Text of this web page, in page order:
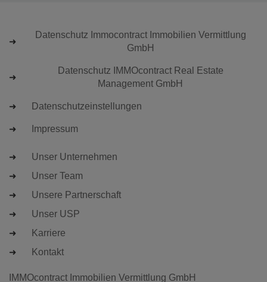
Datenschutz Immocontract Immobilien Vermittlung
GmbH
Datenschutz IMMOcontract Real Estate
Management GmbH
Datenschutzeinstellungen
Impressum
Unser Unternehmen
Unser Team
Unsere Partnerschaft
Unser USP
Karriere
Kontakt
IMMOcontract Immobilien Vermittlung GmbH